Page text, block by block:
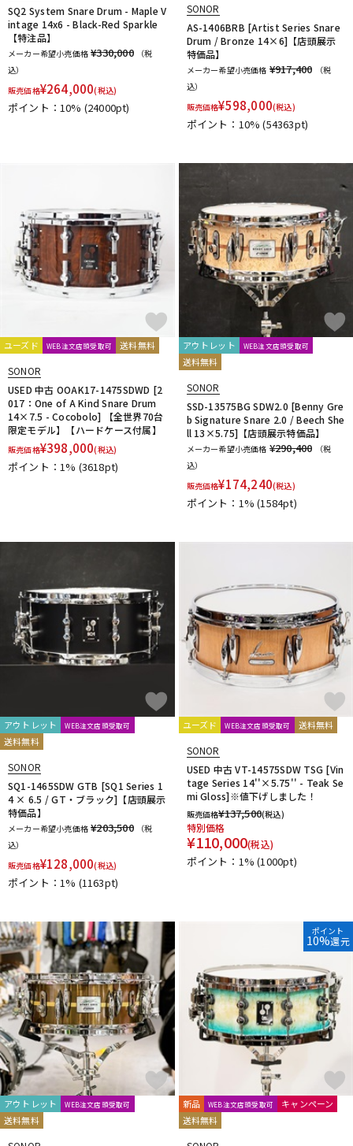
SQ2 System Snare Drum - Maple V
intage 14x6 - Black-Red Sparkle
【特注品】
メーカー希望小売価格 ¥330,000
（税
込）
販売価格¥264,000(税込)
ポイント：10% (24000pt)
SONOR
AS-1406BRB [Artist Series Snare
Drum / Bronze 14×6]【店頭展示
特価品】
メーカー希望小売価格 ¥917,400
（税
込）
販売価格¥598,000(税込)
ポイント：10%(54363pt)
ユーズド WEB注文店頭受取可 送料無料
SONOR
USED 中古 OOAK17-1475SDWD [2
017：One of A Kind Snare Drum
14×7.5 - Cocobolo] 【全世界70台
限定モデル】【ハードケース付属】
販売価格¥398,000(税込)
ポイント：1% (3618pt)
アウトレット WEB注文店頭受取可
送料無料
SONOR
SSD-13575BG SDW2.0 [Benny Gre
b Signature Snare 2.0 / Beech She
ll 13×5.75]【店頭展示特価品】
メーカー希望小売価格 ¥290,400
（税
込）
販売価格¥174,240(税込)
ポイント：1%(1584pt)
アウトレット WEB注文店頭受取可
送料無料
SONOR
SQ1-1465SDW GTB [SQ1 Series 1
4 × 6.5 / GT・ブラック]【店頭展示
特価品】
メーカー希望小売価格 ¥203,500
（税
込）
販売価格¥128,000(税込)
ポイント：1% (1163pt)
ユーズド WEB注文店頭受取可 送料無料
SONOR
USED 中古 VT-14575SDW TSG [Vin
tage Series 14''×5.75'' - Teak Se
mi Gloss]※値下げしました！
販売価格¥137,500(税込)
特別価格
¥110,000(税込)
ポイント：1%(1000pt)
アウトレット WEB注文店頭受取可
送料無料
ポイント
10%還元
新品 WEB注文店頭受取可
キャンペーン
送料無料